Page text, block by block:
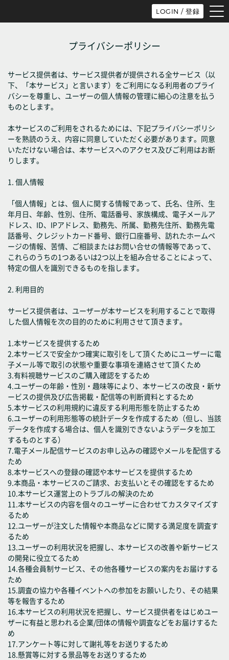
LOGIN / 登録
プライバシーポリシー
サービス提供者は、サービス提供者が提供される全サービス（以
下、「本サービス」と言います）をご利用になる利用者のプライ
バシーを尊重し、ユーザーの個人情報の管理に細心の注意を払う
ものとします。
本サービスのご利用をされるためには、下記プライバシーポリシ
ーを熟読のうえ、内容に同意していただく必要があります。同意
いただけない場合は、本サービスへのアクセス及びご利用はお断
りします。
1. 個人情報
「個人情報」とは、個人に関する情報であって、氏名、住所、生
年月日、年齢、性別、住所、電話番号、家族構成、電子メールア
ドレス、ID、IPアドレス、勤務先、所属、勤務先住所、勤務先電
話番号、クレジットカード番号、銀行口座番号、訪れたホームペ
ージの情報、苦情、ご相談またはお問い合せの情報等であって、
これらのうちの1つあるいは2つ以上を組み合せることによって、
特定の個人を識別できるものを指します。
2. 利用目的
サービス提供者は、ユーザーが本サービスを利用することで取得
した個人情報を次の目的のために利用させて頂きます。
1.本サービスを提供するため
2.本サービスで安全かつ確実に取引をして頂くためにユーザーに電
子メール等で取引の状態や重要な事項を連絡させて頂くため
3.有料視聴サービスのご購入確認をするため
4.ユーザーの年齢・性別・趣味等により、本サービスの改良・新サ
ービスの提供及び広告掲載・配信等の判断資料とするため
5.本サービスの利用規約に違反する利用形態を防止するため
6.ユーザーの利用形態等の統計データを作成するため（但し、当該
データを作成する場合は、個人を識別できないようデータを加工
するものとする）
7.電子メール配信サービスのお申し込みの確認やメールを配信する
ため
8.本サービスへの登録の確認や本サービスを提供するため
9.本商品・本サービスのご請求、お支払いとその確認をするため
10.本サービス運営上のトラブルの解決のため
11.本サービスの内容を個々のユーザーに合わせてカスタマイズす
るため
12.ユーザーが注文した情報や本商品などに関する満足度を調査す
るため
13.ユーザーの利用状況を把握し、本サービスの改善や新サービス
の開発に役立てるため
14.各種会員制サービス、その他各種サービスの案内をお届けする
ため
15.調査の協力や各種イベントへの参加をお願いしたり、その結果
等を報告するため
16.本サービスの利用状況を把握し、サービス提供者をはじめユー
ザーに有益と思われる企業/団体の情報や調査などをお届けするた
め
17.アンケート等に対して謝礼等をお送りするため
18.懸賞等に対する景品等をお送りするため